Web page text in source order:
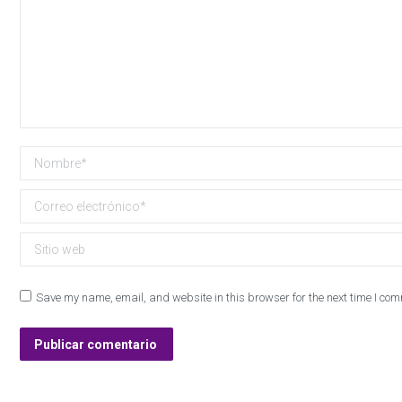
Nombre *
Correo electrónico *
Sitio web
Save my name, email, and website in this browser for the next time I
Publicar comentario